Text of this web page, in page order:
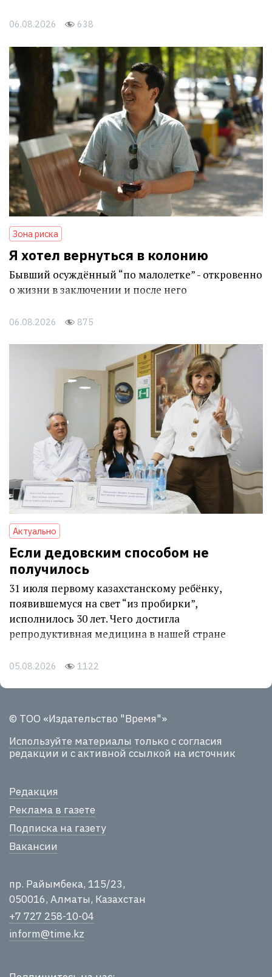
06.08.2026 638
Зона риска
Я хотел вернуться в колонию
Бывший осуждённый “по малолетке” - откровенно
о жизни в заключении и после него
06.08.2026 875
Актуально
Если дедовским способом не
получилось
31 июля первому казахстанскому ребёнку,
появившемуся на свет “из пробирки”,
исполнилось 30 лет. Чего достигла
репродуктивная медицина в нашей стране
05.08.2026 1122
© ТОО «Издательство "Время"»
Используйте материалы только с согласия
редакции и с активной ссылкой на источник
Редакция
Реклама в газете
Подписка на газету
Вакансии
пр. Райымбека, 115/23,
050016, Алматы, Казахстан
+7 727 258-10-04
inform@time.kz